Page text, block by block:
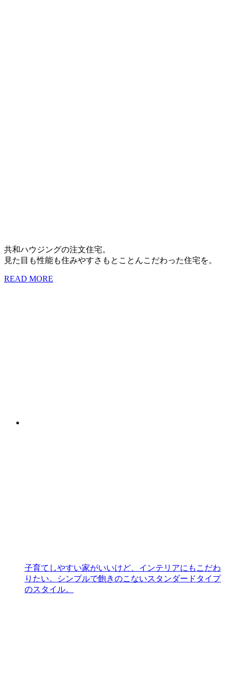
共和ハウジングの注文住宅。
見た目も性能も住みやすさもとことんこだわった住宅を。
READ MORE
子育てしやすい家がいいけど、インテリアにもこだわ
りたい。シンプルで飽きのこないスタンダードタイプ
のスタイル。